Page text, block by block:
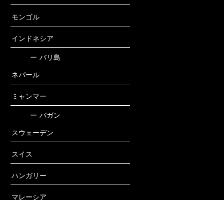
モンゴル
インドネシア
ー バリ島
ネパール
ミャンマー
ー バガン
スウェーデン
スイス
ハンガリー
マレーシア